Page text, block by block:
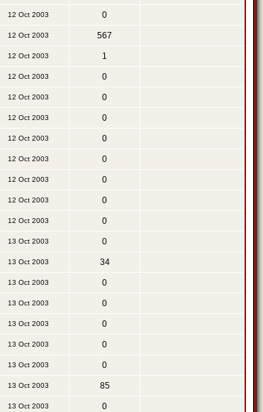
12 Oct 2003 0
12 Oct 2003 567
12 Oct 2003 1
12 Oct 2003 0
12 Oct 2003 0
12 Oct 2003 0
12 Oct 2003 0
12 Oct 2003 0
12 Oct 2003 0
12 Oct 2003 0
12 Oct 2003 0
13 Oct 2003 0
13 Oct 2003 34
13 Oct 2003 0
13 Oct 2003 0
13 Oct 2003 0
13 Oct 2003 0
13 Oct 2003 0
13 Oct 2003 85
13 Oct 2003 0